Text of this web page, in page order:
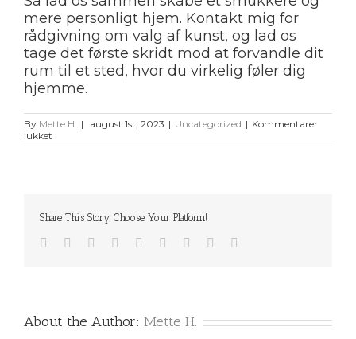
mere personligt hjem. Kontakt mig for
rådgivning om valg af kunst, og lad os
tage det første skridt mod at forvandle dit
rum til et sted, hvor du virkelig føler dig
hjemme.
By Mette H. | august 1st, 2023 | Uncategorized | Kommentarer
lukket
danske
Share This Story, Choose Your Platform!
Facebook
TwitterLinkedin
Reddit TumblrGoogle+Pinterest
About the Author: Mette H.